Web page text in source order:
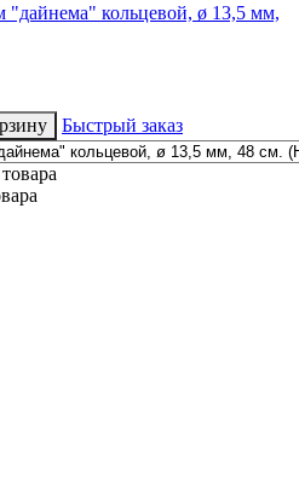
"дайнема" кольцевой, ø 13,5 мм,
Быстрый заказ